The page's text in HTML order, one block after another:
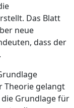
Das Blatt
neue
dass der
Theorie gelangt
Grundlage für